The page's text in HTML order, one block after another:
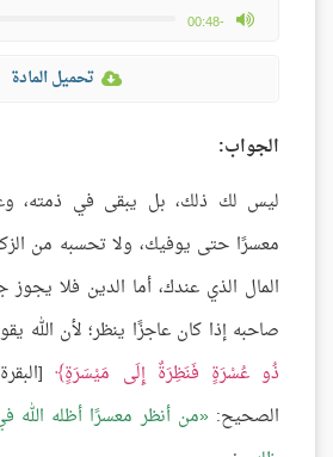
-00:48
max volume
تحميل المادة
الجواب:
ليس لك ذلك، بل يبقى في ذمته،
معسرًا حتى يوفيك، ولا تحسبه من
المال الذي عندك، أما الدين فلا يجوز
صاحبه إذا كان عاجزًا ينظر؛ لأن الله
ذُو عُسْرَةٍ فَنَظِرَةٌ إِلَى مَيْسَرَةٍ
الصحيح: من أنظر معسرًا أظله الله